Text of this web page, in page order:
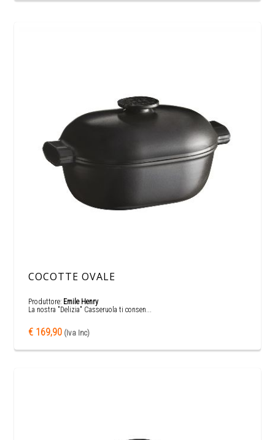
COCOTTE OVALE
Produttore: Emile Henry
La nostra "Delizia" Casseruola ti consen...
€ 169,90 (Iva Inc)